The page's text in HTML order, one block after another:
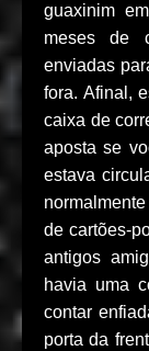
guaxinim
meses de
enviadas
fora. Afinal,
caixa de
aposta se
estava
de cartões-
antigos
havia uma
contar
porta da